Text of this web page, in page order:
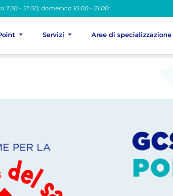
7.30 - 21.00; domenica 10.00 - 21.00
Servizi Aree di specializzazione